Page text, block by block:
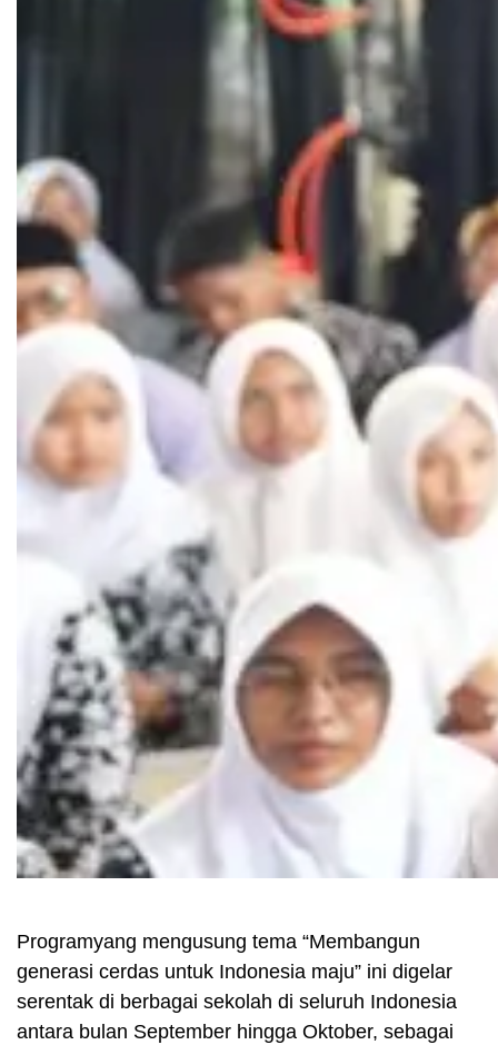
Programyang mengusung tema “Membangun
generasi cerdas untuk Indonesia maju” ini digelar
serentak di berbagai sekolah di seluruh Indonesia
antara bulan September hingga Oktober, sebagai